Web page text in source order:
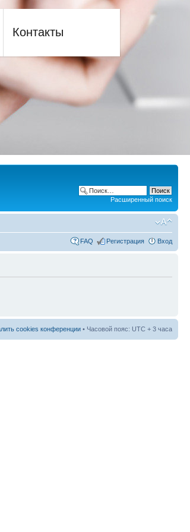
Контакты
Расширенный поиск
FAQ Регистрация Вход
cookies конференции • Часовой пояс: UTC + 3 часа